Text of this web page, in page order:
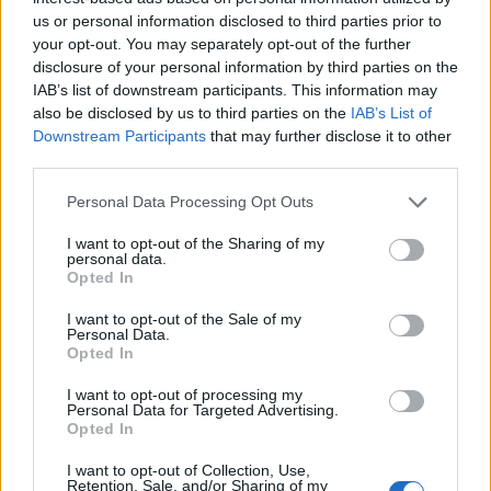
us or personal information disclosed to third parties prior to
your opt-out. You may separately opt-out of the further
disclosure of your personal information by third parties on the
IAB’s list of downstream participants. This information may
also be disclosed by us to third parties on the IAB’s List of
Downstream Participants that may further disclose it to other
Personal Data Processing Opt Outs
I want to opt-out of the Sharing of my
personal data.
Opted In
I want to opt-out of the Sale of my
Personal Data.
Opted In
I want to opt-out of processing my
Personal Data for Targeted Advertising.
Opted In
I want to opt-out of Collection, Use,
Retention, Sale, and/or Sharing of my
Impresszum
Szerzői jogok
Adatvédelmi tájékoztató
Cookie-kezelési tájékoztató
Hozzászólási szabályzat
Nyomtatott lapjaink archívuma
Székely Hírmondó archívuma
Sütibeállítások
Médiatér
Liget